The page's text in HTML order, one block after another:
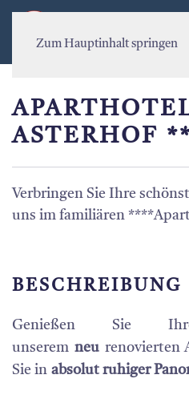
Zum Hauptinhalt springen
ASTERHOF
Verbringen Sie Ihre
uns im familiären
BESCHREIBUNG
Genießen Sie
unserem neu renovierten
Sie in absolut ruhiger